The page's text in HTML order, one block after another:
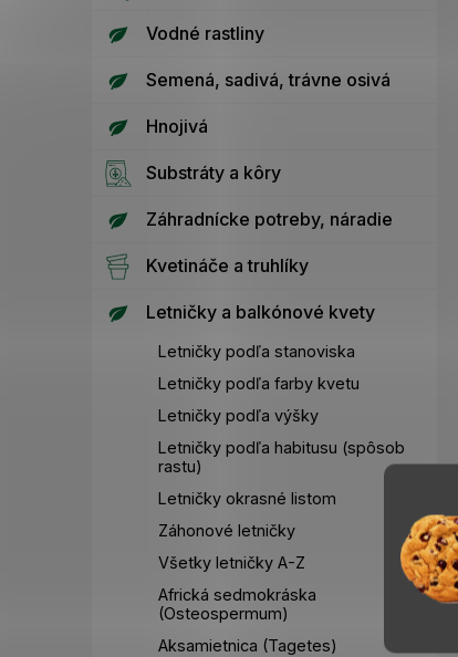
Vodné rastliny
Semená, sadivá, trávne osivá
Hnojivá
Substráty a kôry
Záhradnícke potreby, náradie
Kvetináče a truhlíky
Letničky a balkónové kvety
Letničky podľa stanoviska
Letničky podľa farby kvetu
Letničky podľa výšky
Letničky podľa habitusu (spôsob
rastu)
Letničky okrasné listom
Záhonové letničky
Všetky letničky A-Z
Africká sedmokráska
(Osteospermum)
Aksamietnica (Tagetes)